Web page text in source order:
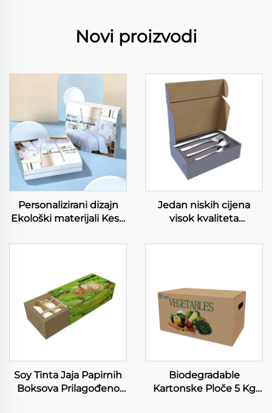
Novi proizvodi
Personalizirani dizajn
Ekološki materijali Kese
Prikvarnice za
kutije za pakiranje
Jedan niskih cijena
visok kvaliteta
posluživanje noževe
Soy Tinta Jaja Papirnih
Boksova Prilagođeno
Biodegradable
Kartonske Ploče 5 Kg